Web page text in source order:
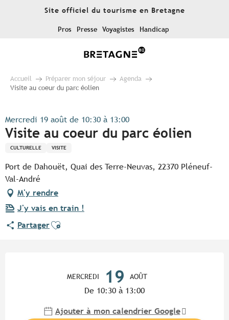
Site officiel du tourisme en Bretagne
Pros Presse Voyagistes Handicap
Accueil Préparer mon séjour
Agenda
Visite au coeur du parc éolien
Mercredi 19 août de 10:30 à 13:00
Visite au coeur du parc éolien
CULTURELLE VISITE
Port de Dahouët, Quai des Terre-Neuvas, 22370 Pléneuf-
Val-André
M'y rendre
J'y vais en train !
PartagerAjouter aux favoris
MERCREDI 19 AOÛT
De 10:30 à 13:00
Ajouter à mon calendrier Google